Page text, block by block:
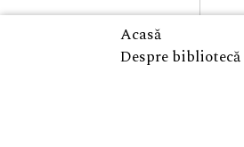
Acasă
Despre bibliotecă